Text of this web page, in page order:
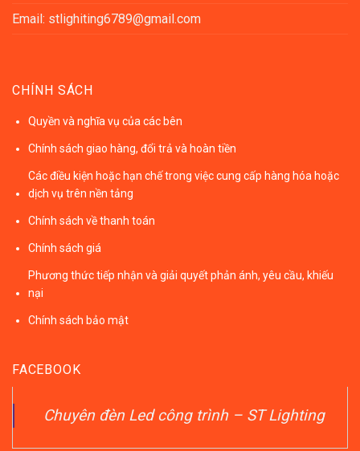
Email: stlighiting6789@gmail.com
CHÍNH SÁCH
Quyền và nghĩa vụ của các bên
Chính sách giao hàng, đổi trả và hoàn tiền
Các điều kiện hoặc hạn chế trong việc cung cấp hàng hóa hoặc
dịch vụ trên nền tảng
Chính sách về thanh toán
Chính sách giá
Phương thức tiếp nhận và giải quyết phản ánh, yêu cầu, khiếu
nại
Chính sách bảo mật
FACEBOOK
Chuyên đèn Led công trình – ST Lighting